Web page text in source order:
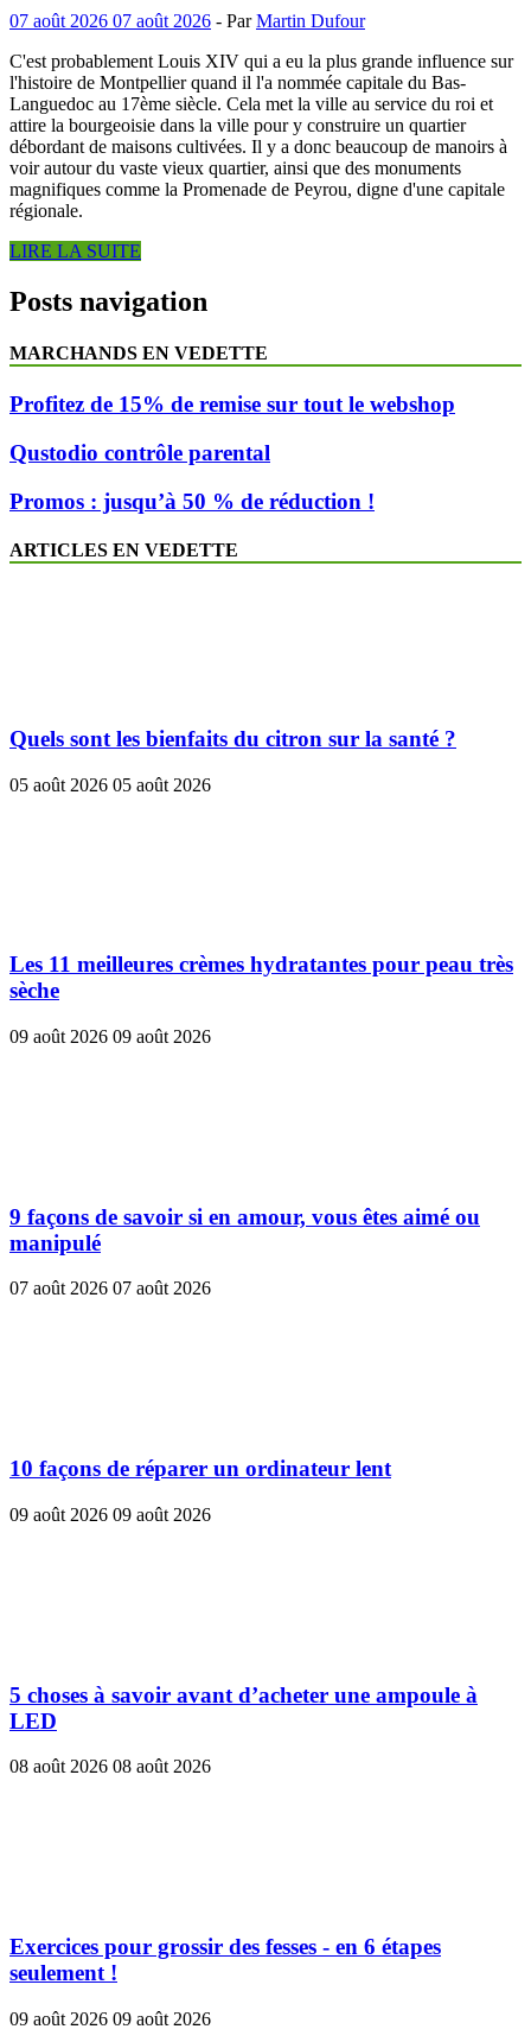
07 août 2026 07 août 2026 - ParMartin Dufour
C'est probablement Louis XIV qui a eu la plus grande influence sur
l'histoire de Montpellier quand il l'a nommée capitale du Bas-
Languedoc au 17ème siècle. Cela met la ville au service du roi et
attire la bourgeoisie dans la ville pour y construire un quartier
débordant de maisons cultivées. Il y a donc beaucoup de manoirs à
voir autour du vaste vieux quartier, ainsi que des monuments
magnifiques comme la Promenade de Peyrou, digne d'une capitale
régionale.
LIRE LA SUITE
Posts navigation
MARCHANDS EN VEDETTE
Profitez de 15% de remise sur tout le webshop
Qustodio contrôle parental
Promos : jusqu’à 50 % de réduction !
ARTICLES EN VEDETTE
Quels sont les bienfaits du citron sur la santé ?
05 août 2026 05 août 2026
Les 11 meilleures crèmes hydratantes pour peau très
sèche
09 août 2026 09 août 2026
9 façons de savoir si en amour, vous êtes aimé ou
manipulé
07 août 2026 07 août 2026
10 façons de réparer un ordinateur lent
09 août 2026 09 août 2026
5 choses à savoir avant d’acheter une ampoule à
LED
08 août 2026 08 août 2026
Exercices pour grossir des fesses - en 6 étapes
seulement !
09 août 2026 09 août 2026